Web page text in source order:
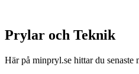
Prylar och Teknik
Här på minpryl.se hittar du